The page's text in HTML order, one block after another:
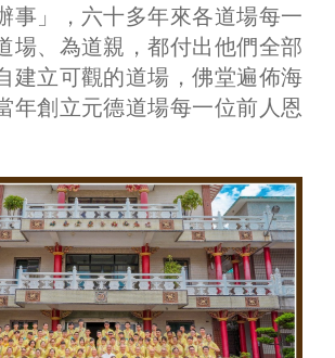
事」，六十多年來各道場每一
場、為道親，都付出他們全部
建立可觀的道場，佛堂遍佈海
年創立元德道場每一位前人恩